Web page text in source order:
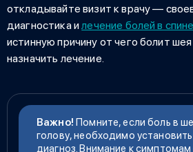
откладывайте визит к врачу —
диагностика илечение болей в спине
истинную причину от чего болит
назначить лечение.
Важно! Помните, еслиболь в
голову, необходимо
диагноз. Внимание к